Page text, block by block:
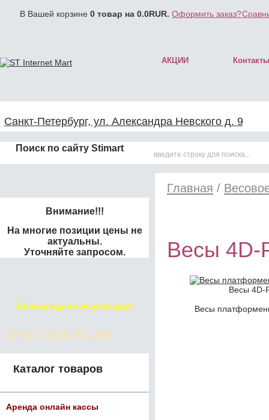
В Вашей корзине 0 товар на 0.0RUR. Оформить заказ?
АКЦИИ Контакты
Санкт-Петербург, ул. Александра Невского д. 9
Поиск по сайту Stimart
Внимание!!!
На многие позиции цены не
актуальны.
Уточняйте запросом.
Телефон для консультации
8-911-924-85-66
Каталог товаров
Аренда онлайн кассы
Главная /
Весы 4D-
Весы 4D-
Весы